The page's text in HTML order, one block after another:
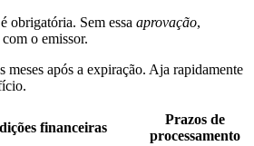
obrigatória. Sem essa aprovação,
o emissor.
meses após a expiração. Aja rapidamente
financeiras
Prazos de
processamento